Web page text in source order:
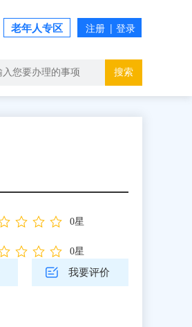
老年人专区
搜索
0星
0星
我要评价